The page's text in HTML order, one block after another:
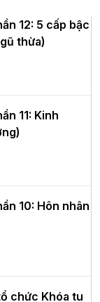
12: 5 cấp bậc
thừa)
11: Kinh
10: Hôn nhân
chức Khóa tu